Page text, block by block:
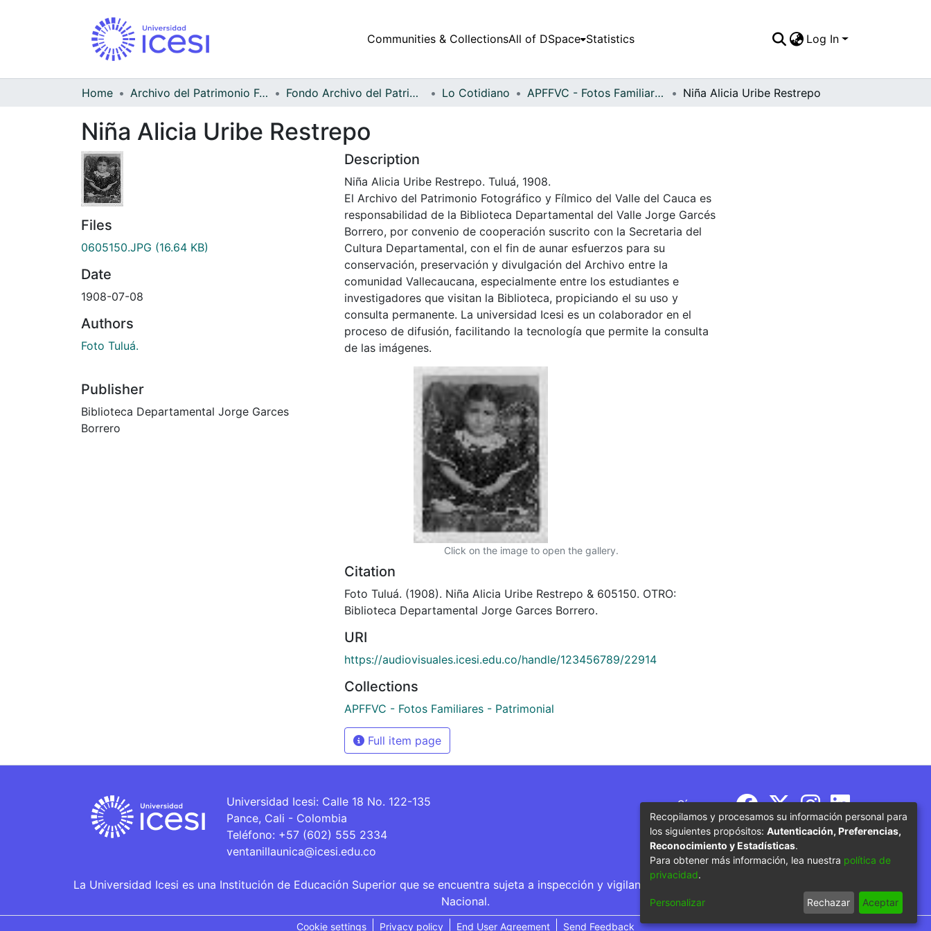
Communities & CollectionsAll of DSpace Statistics Log In
Home Archivo del Patrimonio Fotográfico y Fílmico del Valle del Cauca Fondo Archivo del Patrimonio Fotográfico y Fílmico del Valle del Cauca Lo Cotidiano APFFVC - Fotos Familiares - Patrimonial Niña Alicia Uribe Restrepo
Niña Alicia Uribe Restrepo
Files
0605150.JPG (16.64 KB)
Date
1908-07-08
Authors
Foto Tuluá.
Publisher
Biblioteca Departamental Jorge Garces
Borrero
Description
Niña Alicia Uribe Restrepo. Tuluá, 1908.
El Archivo del Patrimonio Fotográfico y Fílmico del Valle del Cauca es
responsabilidad de la Biblioteca Departamental del Valle Jorge Garcés
Borrero, por convenio de cooperación suscrito con la Secretaria del
Cultura Departamental, con el fin de aunar esfuerzos para su
conservación, preservación y divulgación del Archivo entre la
comunidad Vallecaucana, especialmente entre los estudiantes e
investigadores que visitan la Biblioteca, propiciando el su uso y
consulta permanente. La universidad Icesi es un colaborador en el
proceso de difusión, facilitando la tecnología que permite la consulta
de las imágenes.
Click on the image to open the gallery.
Citation
Foto Tuluá. (1908). Niña Alicia Uribe Restrepo & 605150. OTRO:
Biblioteca Departamental Jorge Garces Borrero.
URI
https://audiovisuales.icesi.edu.co/handle/123456789/22914
Collections
APFFVC - Fotos Familiares - Patrimonial
Full item page
Universidad Icesi: Calle 18 No. 122-135
Pance, Cali - Colombia
Teléfono: +57 (602) 555 2334
ventanillaunica@icesi.edu.co
Síguenos
La Universidad Icesi es una Institución de Educación Superior que se encuentra sujeta a inspección y vigilancia por parte del Ministerio de Educación
Nacional.
Cookie settings Privacy policy End User Agreement Send Feedback
Recopilamos y procesamos su información personal para
los siguientes propósitos: Autenticación, Preferencias,
Reconocimiento y Estadísticas.
Para obtener más información, lea nuestra política de
privacidad.
Personalizar Rechazar Aceptar